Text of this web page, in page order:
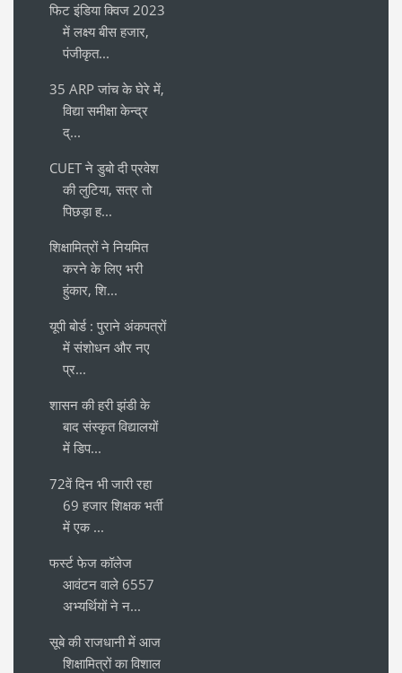
फिट इंडिया क्विज 2023
में लक्ष्य बीस हजार,
पंजीकृत...
35 ARP जांच के घेरे में,
विद्या समीक्षा केन्द्र
द्...
CUET ने डुबो दी प्रवेश
की लुटिया, सत्र तो
पिछड़ा ह...
शिक्षामित्रों ने नियमित
करने के लिए भरी
हुंकार, शि...
यूपी बोर्ड : पुराने अंकपत्रों
में संशोधन और नए
प्र...
शासन की हरी झंडी के
बाद संस्कृत विद्यालयों
में डिप...
72वें दिन भी जारी रहा
69 हजार शिक्षक भर्ती
में एक ...
फर्स्ट फेज कॉलेज
आवंटन वाले 6557
अभ्यर्थियों ने न...
सूबे की राजधानी में आज
शिक्षामित्रों का विशाल